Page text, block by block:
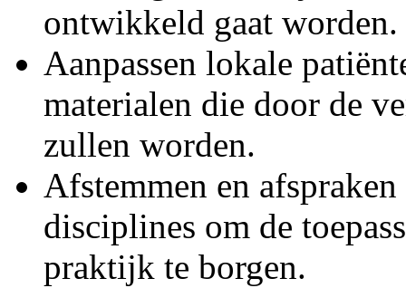
ontwikkeld gaat worden.
Aanpassen lokale
materialen die door de
zullen worden.
Afstemmen en
disciplines om de
praktijk te borgen.